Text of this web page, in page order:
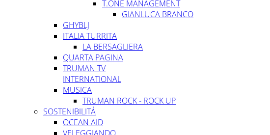
T.ONE MANAGEMENT
GIANLUCA BRANCO
GHYBLJ
ITALIA TURRITA
LA BERSAGLIERA
QUARTA PAGINA
TRUMAN TV
INTERNATIONAL
MUSICA
TRUMAN ROCK - ROCK UP
SOSTENIBILITÁ
OCEAN AID